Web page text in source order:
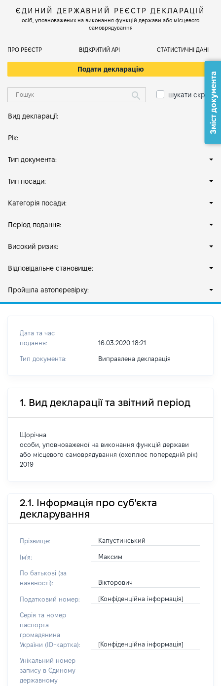
ЄДИНИЙ ДЕРЖАВНИЙ РЕЄСТР ДЕКЛАРАЦІЙ
осіб, уповноважених на виконання функцій держави або місцевого
самоврядування
ПРО РЕЄСТР ВІДКРИТИЙ АРІ СТАТИСТИЧНІ ДАНІ
Подати декларацію
шукати скрізь
Вид декларації:
Рік:
Тип документа:
Тип посади:
Категорія посади:
Період подання:
Високий ризик:
Відповідальне становище:
Пройшла автоперевірку:
Дата та час
подання:
16.03.2020 18:21
Тип документа: Виправлена декларація
1. Вид декларації та звітний період
Щорічна
особи, уповноваженої на виконання функцій держави
або місцевого самоврядування (охоплює попередній рік)
2019
2.1. Інформація про суб'єкта
декларування
Прізвище: Капустинський
Ім'я: Максим
По батькові (за
наявності):
Вікторович
Податковий номер: [Конфіденційна інформація]
Серія та номер
паспорта
громадянина
України (ID-картка):
[Конфіденційна інформація]
Унікальний номер
запису в Єдиному
державному
Зміст документа